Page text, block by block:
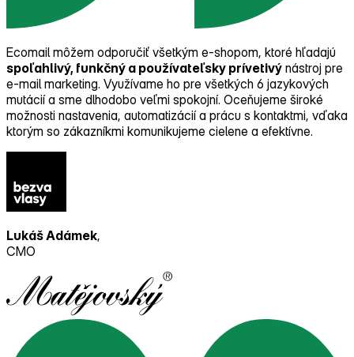
Ecomail môžem odporučiť všetkým e‑shopom, ktoré hľadajú
spoľahlivý, funkčný a používateľsky prívetivý nástroj pre
e‑mail marketing. Využívame ho pre všetkých 6 jazykových
mutácií a sme dlhodobo veľmi spokojní. Oceňujeme široké
možnosti nastavenia, automatizácií a prácu s kontaktmi, vďaka
ktorým so zákazníkmi komunikujeme cielene a efektívne.
Lukáš Adámek,
CMO